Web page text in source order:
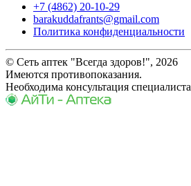
+7 (4862) 20-10-29
barakuddafrants@gmail.com
Политика конфиденциальности
© Сеть аптек "Всегда здоров!", 2026
Имеются противопоказания.
Необходима консультация специалиста